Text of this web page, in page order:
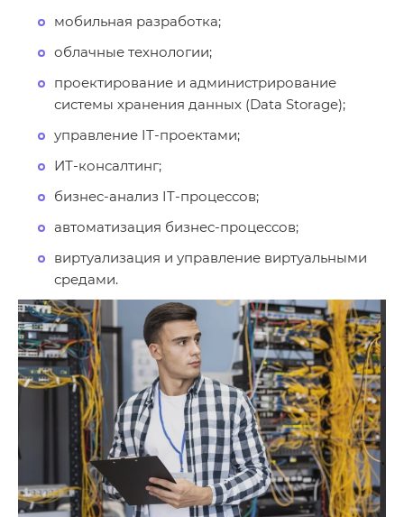
мобильная разработка;
облачные технологии;
проектирование и администрирование
системы хранения данных (Data Storage);
управление IT-проектами;
ИТ-консалтинг;
бизнес-анализ IT-процессов;
автоматизация бизнес-процессов;
виртуализация и управление виртуальными
средами.